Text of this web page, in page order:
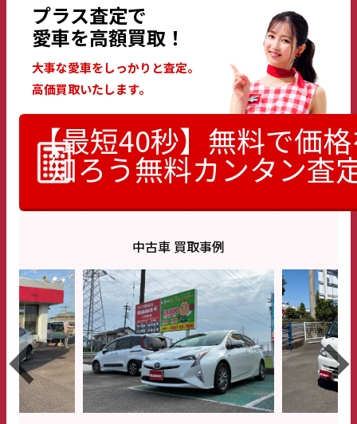
プラス査定で
愛車を高額買取！
大事な愛車をしっかりと査定。
高価買取いたします。
【最短40秒】無料で価
知ろう無料カンタン査
中古車 買取事例